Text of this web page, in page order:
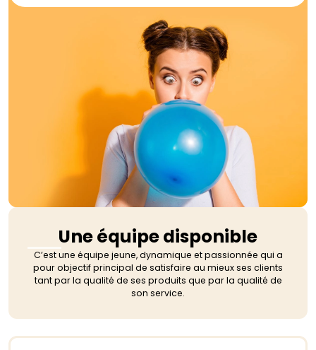
Une équipe disponible
C’est une équipe jeune, dynamique et passionnée qui a
pour objectif principal de satisfaire au mieux ses clients
tant par la qualité de ses produits que par la qualité de
son service.